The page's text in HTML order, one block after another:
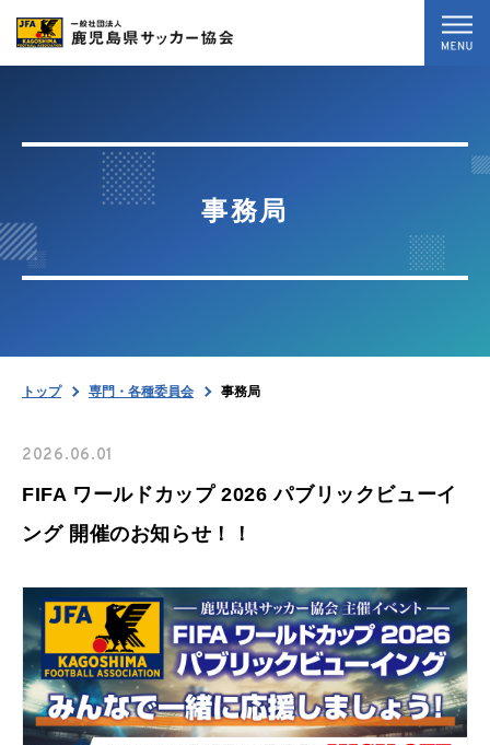
最新情報
専門・各種委員会
お問い合わせ
暴力等根絶相談案内
関連リンク
スポンサー企業一覧
事務局
トップ 専門・各種委員会 事務局
2026.06.01
FIFA ワールドカップ 2026 パブリックビューイ
ング 開催のお知らせ！！